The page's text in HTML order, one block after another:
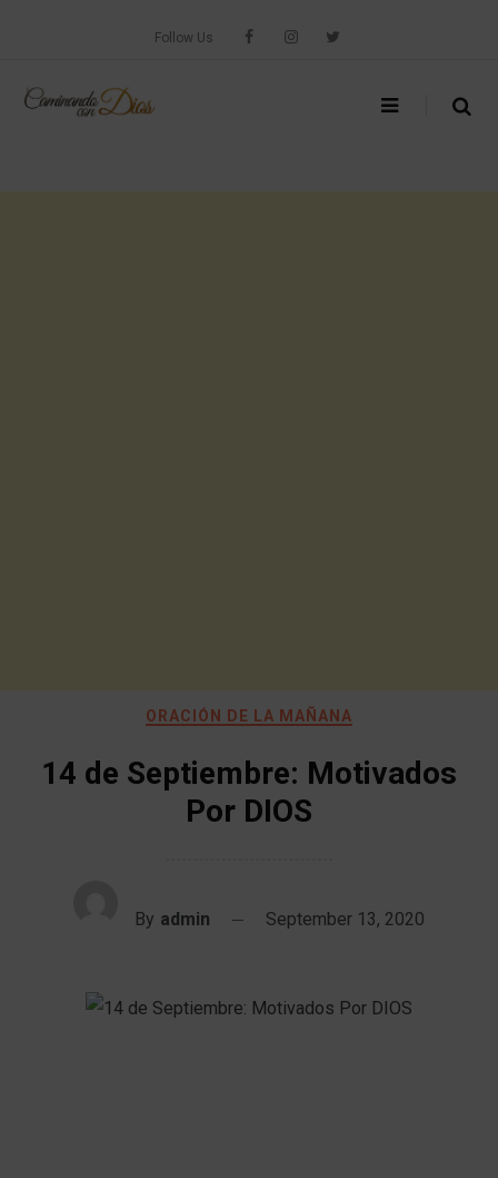
Follow Us
ORACIÓN DE LA MAÑANA
14 de Septiembre: Motivados
Por DIOS
By admin September 13, 2020